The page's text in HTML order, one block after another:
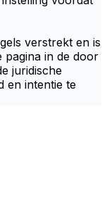
verstrekt en is
pagina in de door
juridische
en intentie te